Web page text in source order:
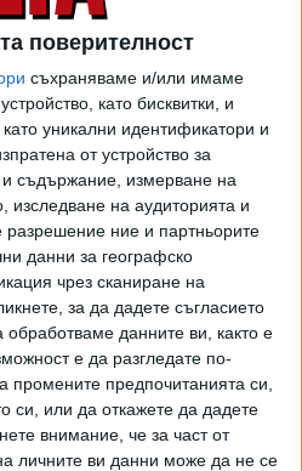
поверителност
съхраняваме и/или имаме
като бисквитки, и
уникални идентификатори и
от устройство за
съдържание, измерване на
изследване на аудиторията и
ние и партньорите
данни за географско
чрез сканиране на
за да дадете съгласието
данните ви, както е
е да разгледате по-
предпочитанията си,
си, или да откажете да дадете
внимание, че за част от
личните ви данни може да не се
УЕФА оттеглиха подкрепата
а БФС мълчи
дебютират в Синсинати в
своите 40
III КРЪГ - РЕЗУЛТАТИ И
(видео репортажи)
Обновена